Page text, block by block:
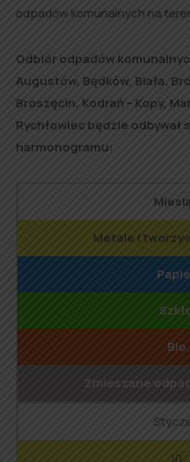
odpadów komunalnych na
Odbiór odpadów
Augustów, Będków, Biała,
Broszęcin, Kodrań – Kopy,
Rychłowiec będzie odbywał
harmonogramu:
Metale i
Bio
Zmieszane
10